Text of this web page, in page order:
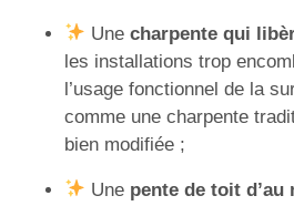
Unecharpente qui
les installations trop
l’usage fonctionnel de la
comme une charpente
bien modifiée ;
Une pente de toit d’au